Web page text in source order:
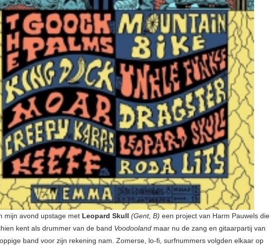
mijn avond upstage met Leopard Skull (Gent, B) een project van Harm Pauwels die
kent als drummer van de band Voodooland maar nu de zang en gitaarpartij van
band voor zijn rekening nam. Zomerse, lo-fi, surfnummers volgden elkaar op